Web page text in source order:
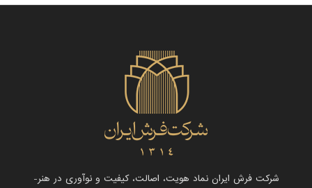
شرکت فرش ایران نماد هویت، اصالت، کیفیت و نوآوری در هنر-